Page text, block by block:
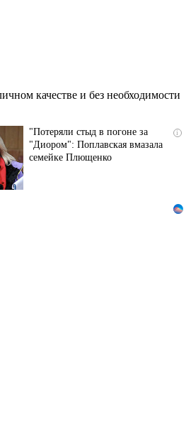
качестве и без необходимости
i
"Потеряли стыд в погоне за
"Диором": Поплавская вмазала
семейке Плющенко